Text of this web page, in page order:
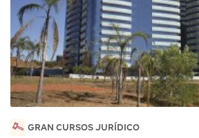
GRAN CURSOS JURÍDICO